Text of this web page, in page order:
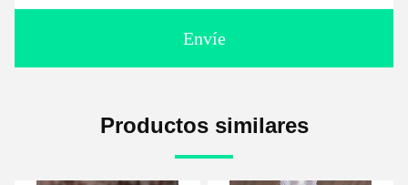
Envíe
Productos similares